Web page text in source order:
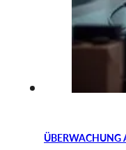
ÜBERWACHUNG